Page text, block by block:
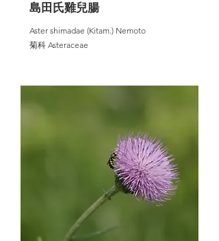
島田氏雞兒腸
Aster shimadae (Kitam.) Nemoto
菊科 Asteraceae